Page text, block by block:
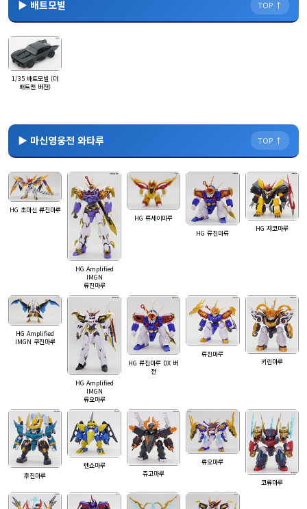
▶ 배트모빌 TOP ↑
1/35 배트모빌 (더
배트맨 버전)
▶ 마신영웅전 와타루 TOP ↑
HG 초마신 류진마루
HG Amplified
IMGN
류진마루
HG 류세이마루
HG 류진마류
HG 쟈코마루
HG Amplified
IMGN 쿠진마루
HG Amplified
IMGN
류오마루
HG 류진마루 DX 버
전
류진마루
키린마루
후진마루
텐쇼마루
쥬고마루
류오마루
코류마루